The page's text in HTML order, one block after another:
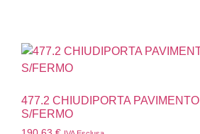
477.2 CHIUDIPORTA PAVIMENTO
S/FERMO